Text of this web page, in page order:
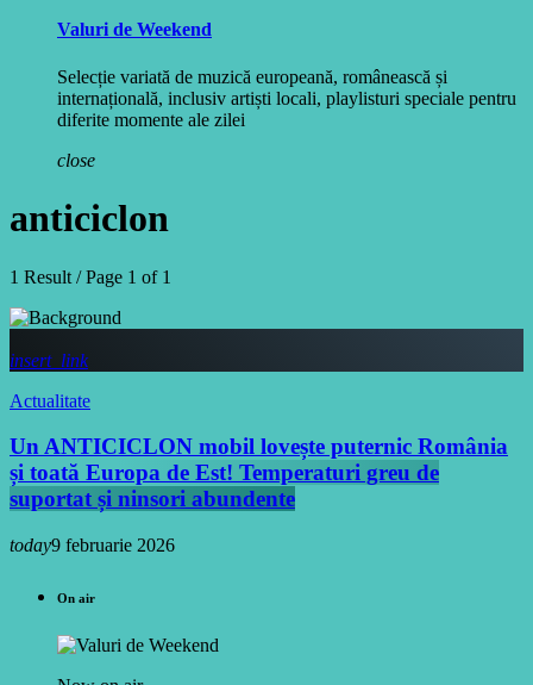
Valuri de Weekend
Selecție variată de muzică europeană, românească și
internațională, inclusiv artiști locali, playlisturi speciale pentru
diferite momente ale zilei
close
anticiclon
1 Result / Page 1 of 1
insert_link
Actualitate
Un ANTICICLON mobil lovește puternic România
și toată Europa de Est! Temperaturi greu de
suportat și ninsori abundente
today9 februarie 2026
On air